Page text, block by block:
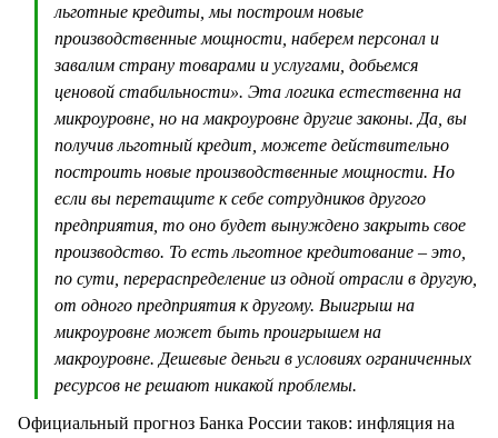
льготные кредиты, мы построим новые
производственные мощности, наберем персонал и
завалим страну товарами и услугами, добьемся
ценовой стабильности». Эта логика естественна на
микроуровне, но на макроуровне другие законы. Да, вы
получив льготный кредит, можете действительно
построить новые производственные мощности. Но
если вы перетащите к себе сотрудников другого
предприятия, то оно будет вынуждено закрыть свое
производство. То есть льготное кредитование – это,
по сути, перераспределение из одной отрасли в другую,
от одного предприятия к другому. Выигрыш на
микроуровне может быть проигрышем на
макроуровне. Дешевые деньги в условиях ограниченных
ресурсов не решают никакой проблемы.
Официальный прогноз Банка России таков: инфляция на